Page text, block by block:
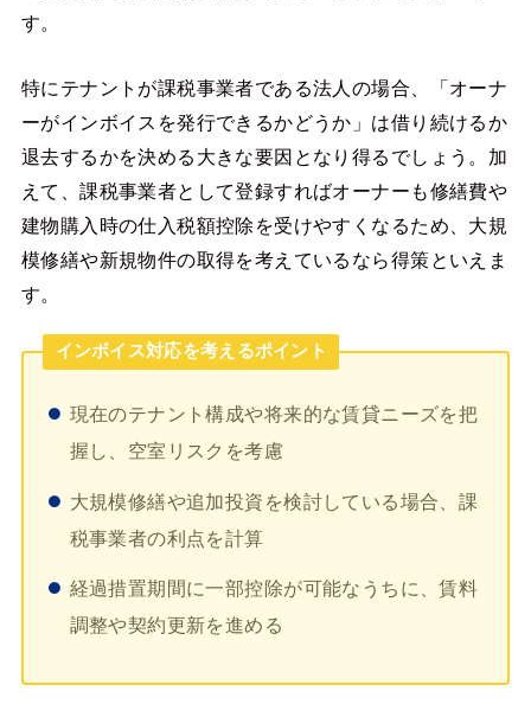
す。
特にテナントが課税事業者である法人の場合、「オーナ
ーがインボイスを発行できるかどうか」は借り続けるか
退去するかを決める大きな要因となり得るでしょう。加
えて、課税事業者として登録すればオーナーも修繕費や
建物購入時の仕入税額控除を受けやすくなるため、大規
模修繕や新規物件の取得を考えているなら得策といえま
す。
インボイス対応を考えるポイント
現在のテナント構成や将来的な賃貸ニーズを把
握し、空室リスクを考慮
大規模修繕や追加投資を検討している場合、課
税事業者の利点を計算
経過措置期間に一部控除が可能なうちに、賃料
調整や契約更新を進める